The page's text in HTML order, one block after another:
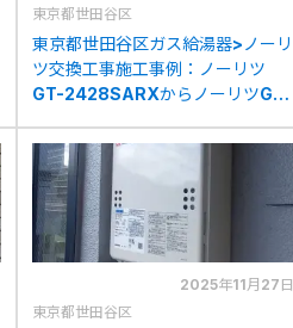
東京都世田谷区
東京都世田谷区ガス給湯器>ノーリ
ツ交換工事施工事例：ノーリツ
GT-2428SARXからノーリツGT-
2025年11月27日
東京都世田谷区